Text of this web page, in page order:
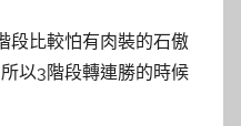
段比較怕有肉裝的石傲
以3階段轉連勝的時候